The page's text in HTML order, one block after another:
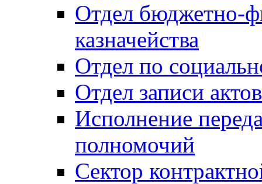
Отдел бюджетно-
казначейства
Отдел по
Отдел записи
Исполнение
полномочий
Сектор